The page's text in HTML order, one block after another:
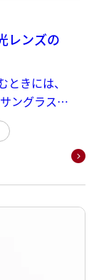
レンズの
きには、
ングラス
という現